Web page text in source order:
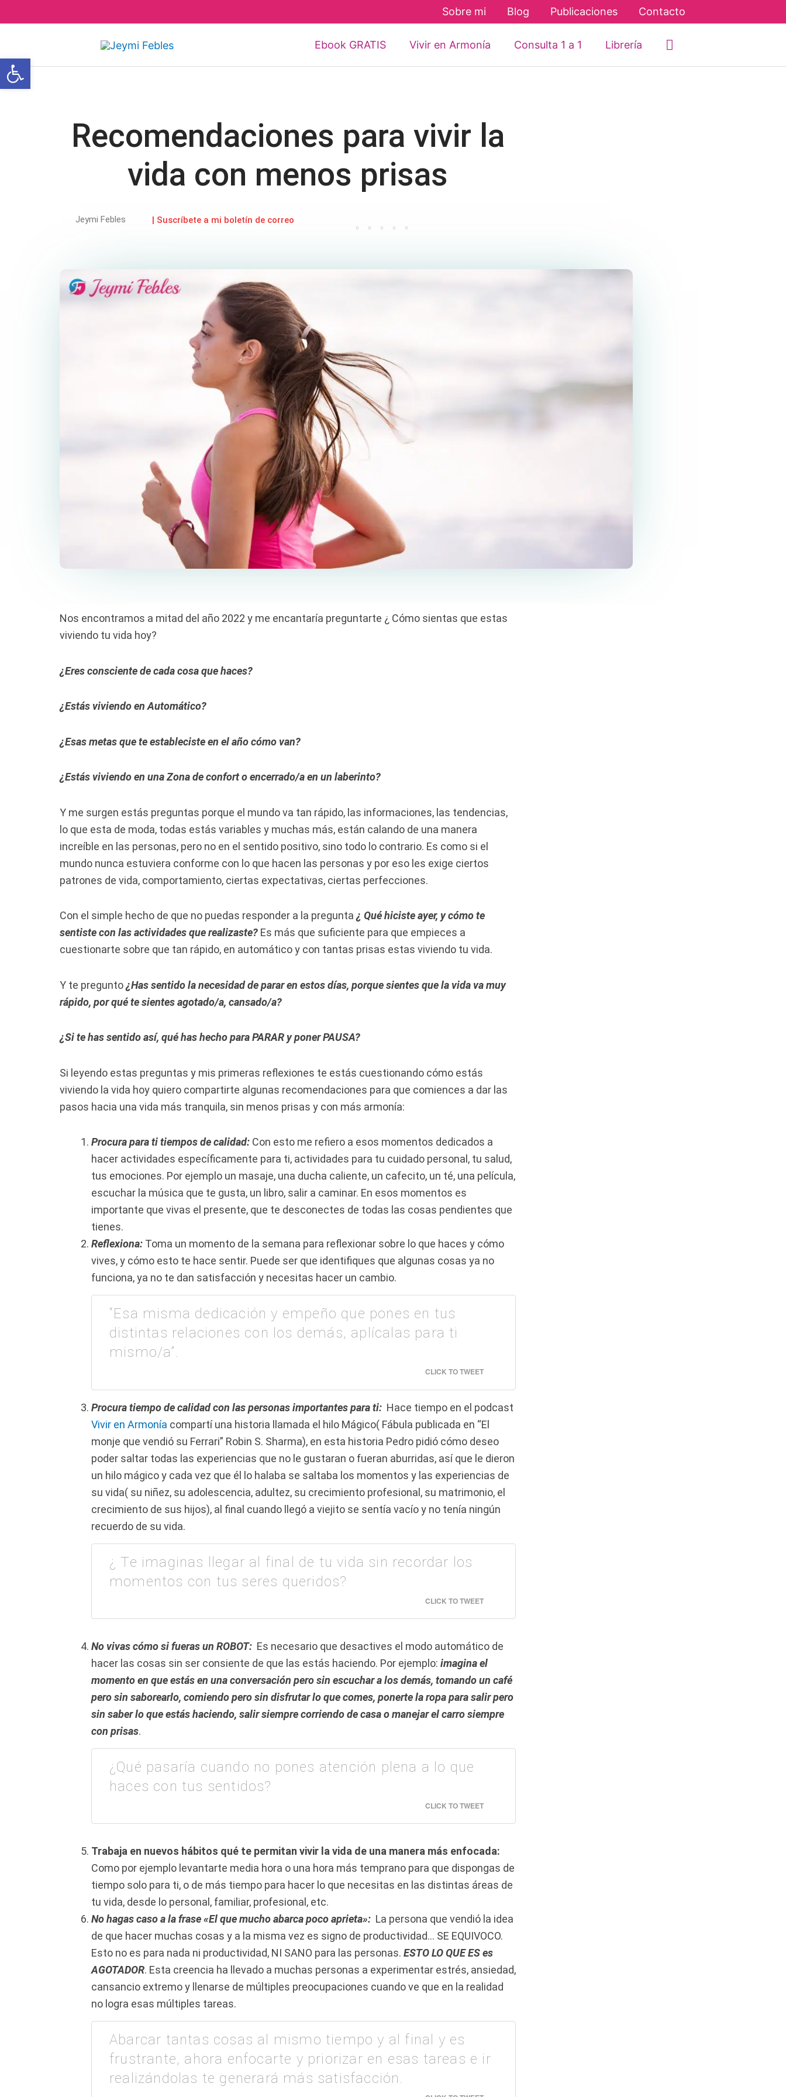
al
Sobre mi Blog Publicaciones Contacto
Ebook GRATIS Vivir en Armonía Consulta 1 a 1 Librería Buscar
Recomendaciones para vivir la
vida con menos prisas
Jeymi Febles | Suscríbete a mi boletín de correo
Nos encontramos a mitad del año 2022 y me encantaría preguntarte ¿ Cómo sientas que estas
viviendo tu vida hoy?
¿Eres consciente de cada cosa que haces?
¿Estás viviendo en Automático?
¿Esas metas que te estableciste en el año cómo van?
¿Estás viviendo en una Zona de confort o encerrado/a en un laberinto?
Y me surgen estás preguntas porque el mundo va tan rápido, las informaciones, las tendencias,
lo que esta de moda, todas estás variables y muchas más, están calando de una manera
increíble en las personas, pero no en el sentido positivo, sino todo lo contrario. Es como si el
mundo nunca estuviera conforme con lo que hacen las personas y por eso les exige ciertos
patrones de vida, comportamiento, ciertas expectativas, ciertas perfecciones.
Con el simple hecho de que no puedas responder a la pregunta ¿ Qué hiciste ayer, y cómo te
sentiste con las actividades que realizaste? Es más que suficiente para que empieces a
cuestionarte sobre que tan rápido, en automático y con tantas prisas estas viviendo tu vida.
Y te pregunto¿Has sentido la necesidad de parar en estos días, porque sientes que la vida va muy
rápido, por qué te sientes agotado/a, cansado/a?
¿Si te has sentido así, qué has hecho para PARAR y poner PAUSA?
Si leyendo estas preguntas y mis primeras reflexiones te estás cuestionando cómo estás
viviendo la vida hoy quiero compartirte algunas recomendaciones para que comiences a dar las
pasos hacia una vida más tranquila, sin menos prisas y con más armonía:
Procura para ti tiempos de calidad: Con esto me refiero a esos momentos dedicados a
hacer actividades específicamente para ti, actividades para tu cuidado personal, tu salud,
tus emociones. Por ejemplo un masaje, una ducha caliente, un cafecito, un té, una película,
escuchar la música que te gusta, un libro, salir a caminar. En esos momentos es
importante que vivas el presente, que te desconectes de todas las cosas pendientes que
tienes.
Reflexiona: Toma un momento de la semana para reflexionar sobre lo que haces y cómo
vives, y cómo esto te hace sentir. Puede ser que identifiques que algunas cosas ya no
funciona, ya no te dan satisfacción y necesitas hacer un cambio.
“Esa misma dedicación y empeño que pones en tus
distintas relaciones con los demás, aplícalas para ti
mismo/a”.
CLICK TO TWEET
Procura tiempo de calidad con las personas importantes para ti: Hace tiempo en el podcast
Vivir en Armonía compartí una historia llamada el hilo Mágico( Fábula publicada en “El
monje que vendió su Ferrari” Robin S. Sharma), en esta historia Pedro pidió cómo deseo
poder saltar todas las experiencias que no le gustaran o fueran aburridas, así que le dieron
un hilo mágico y cada vez que él lo halaba se saltaba los momentos y las experiencias de
su vida( su niñez, su adolescencia, adultez, su crecimiento profesional, su matrimonio, el
crecimiento de sus hijos), al final cuando llegó a viejito se sentía vacío y no tenía ningún
recuerdo de su vida.
¿ Te imaginas llegar al final de tu vida sin recordar los
momentos con tus seres queridos?
CLICK TO TWEET
No vivas cómo si fueras un ROBOT: Es necesario que desactives el modo automático de
hacer las cosas sin ser consiente de que las estás haciendo. Por ejemplo: imagina el
momento en que estás en una conversación pero sin escuchar a los demás, tomando un café
pero sin saborearlo, comiendo pero sin disfrutar lo que comes, ponerte la ropa para salir pero
sin saber lo que estás haciendo, salir siempre corriendo de casa o manejar el carro siempre
con prisas.
¿Qué pasaría cuando no pones atención plena a lo que
haces con tus sentidos?
CLICK TO TWEET
Trabaja en nuevos hábitos qué te permitan vivir la vida de una manera más enfocada:
Como por ejemplo levantarte media hora o una hora más temprano para que dispongas de
tiempo solo para ti, o de más tiempo para hacer lo que necesitas en las distintas áreas de
tu vida, desde lo personal, familiar, profesional, etc.
No hagas caso a la frase «El que mucho abarca poco aprieta»: La persona que vendió la idea
de que hacer muchas cosas y a la misma vez es signo de productividad… SE EQUIVOCO.
Esto no es para nada ni productividad, NI SANO para las personas. ESTO LO QUE ES es
AGOTADOR. Esta creencia ha llevado a muchas personas a experimentar estrés, ansiedad,
cansancio extremo y llenarse de múltiples preocupaciones cuando ve que en la realidad
no logra esas múltiples tareas.
Abarcar tantas cosas al mismo tiempo y al final y es
frustrante, ahora enfocarte y priorizar en esas tareas e ir
realizándolas te generará más satisfacción.
Abrir barra de herramientas